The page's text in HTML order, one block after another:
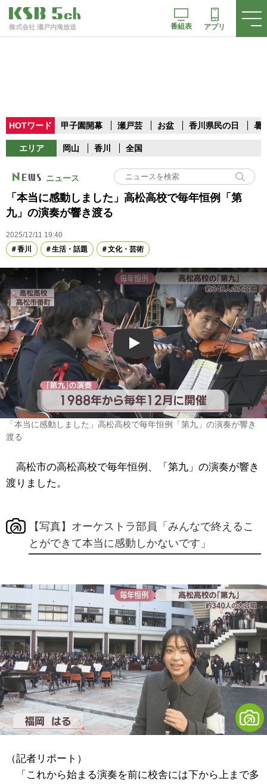
株式会社 瀬戸内海放送 番組表 アプリ
HOTワード 甲子園開幕 瀬戸芸 お盆 香川県民の日 暑
エリア 岡山 香川 全国
ニュース
「本当に感動しました」高松高校で毎年恒例「第
九」の演奏が響き渡る
2025/12/11 19:40
香川
生活・話題 文化・芸術
Play
「本当に感動しました」高松高校で毎年恒例「第九」の演奏が響き
渡る
高松市の高松高校で毎年恒例、「第九」の演奏が響き
渡りました。
【写真】オーケストラ部員「みんなで終えるこ
とができて本当に感動しかないです」
（記者リポート）
「これから始まる演奏を前に校舎には下から上まで多